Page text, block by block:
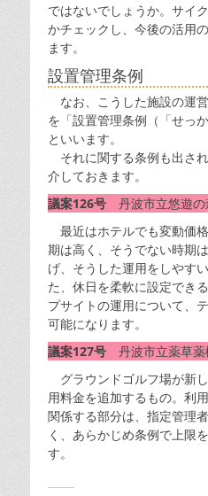
ではないでしょうか。サイ
かチェックし、今後の活用
ます。
設置管理条例
なお、こうした施設の運
を「設置管理条例（「せっ
といいます。
それに関する条例も出さ
介しておきます。
議案126号 丹波市立悠遊の
最近はホテルでも変動価
期は高く、そうでない時期
げ、そうした運用をしやす
た、休日を柔軟に設定でき
プサイトの運用について、
可能になります。
議案127号 丹波市立薬草薬
グラウンドゴルフ場が新
用料金を追加するもの。利
関係する部分は、指定管理
く、あらかじめ条例で上限
す。